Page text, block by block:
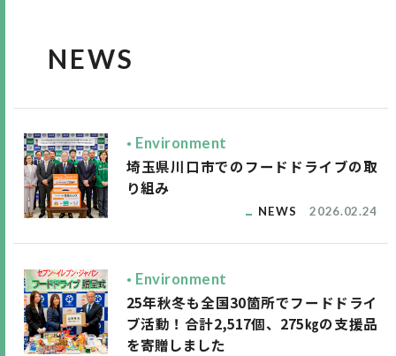
NEWS
Environment
埼玉県川口市でのフードドライブの取
り組み
NEWS 2026.02.24
Environment
25年秋冬も全国30箇所でフードドライ
ブ活動！合計2,517個、275㎏の支援品
を寄贈しました